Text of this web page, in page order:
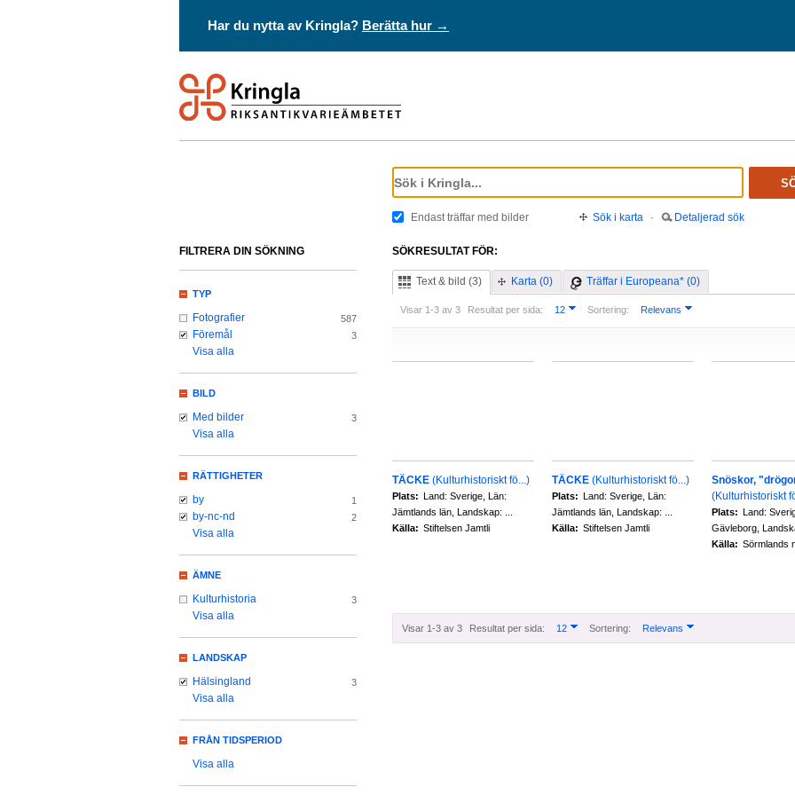
Har du nytta av Kringla? Berätta hur →
Endast träffar med bilder Sök i karta · Detaljerad sök
SÖKRESULTAT FÖR:
Text & bild (3) Karta (0) Träffar i Europeana* (0)
Visar 1-3 av 3 Resultat per sida: 12 Sortering: Relevans
TÄCKE (Kulturhistoriskt fö...)
Plats: Land: Sverige, Län:
Jämtlands län, Landskap: ...
Källa: Stiftelsen Jamtli
TÄCKE (Kulturhistoriskt fö...)
Plats: Land: Sverige, Län:
Jämtlands län, Landskap: ...
Källa: Stiftelsen Jamtli
Snöskor,
(Kulturhistoriskt
Plats: Land:
Gävleborg,
Källa: Sörmlands
Visar 1-3 av 3 Resultat per sida: 12 Sortering: Relevans
FILTRERA DIN SÖKNING
TYP
Fotografier 587
Föremål 3
Visa alla
BILD
Med bilder 3
Visa alla
RÄTTIGHETER
by 1
by-nc-nd 2
Visa alla
ÄMNE
Kulturhistoria 3
Visa alla
LANDSKAP
Hälsingland 3
Visa alla
FRÅN TIDSPERIOD
Visa alla